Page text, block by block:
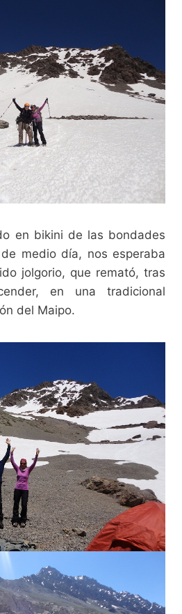
en bikini de las bondades
medio día, nos esperaba
jolgorio, que remató, tras
en una tradicional
del Maipo.